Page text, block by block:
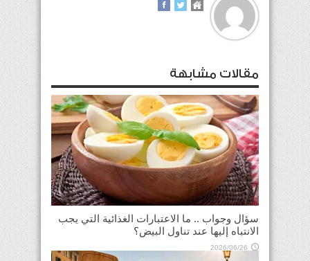
مقالات مشابهة
سؤال وجواب .. ما الاعتبارات الغذائية التي يجب
الانتباه إليها عند تناول البيض؟
2026/06/26